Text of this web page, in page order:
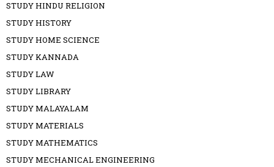
STUDY HINDU RELIGION
STUDY HISTORY
STUDY HOME SCIENCE
STUDY KANNADA
STUDY LAW
STUDY LIBRARY
STUDY MALAYALAM
STUDY MATERIALS
STUDY MATHEMATICS
STUDY MECHANICAL ENGINEERING